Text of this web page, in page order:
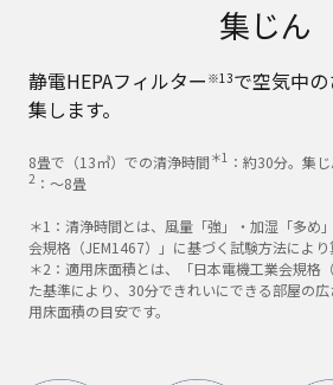
集じん
静電HEPAフィルター ※13で空気中
集します。
8畳で（13㎥）での清浄時間 ＊1 ：約30分。集
2 ：～8畳
＊1：清浄時間とは、風量「強」・加湿「多め
会規格（JEM1467）」に基づく試験方法により
＊2：適用床面積とは、「日本電機工業会規格
た基準により、30分できれいにできる部屋の
用床面積の目安です。